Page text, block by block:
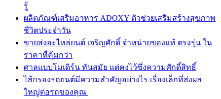
รู้
ผลิตภัณฑ์เสริมอาหาร ADOXY ตัวช่วยเสริมสร้างสุขภาพ
ชีวิตประจำวัน
ขายส่งอะไหล่ยนต์ เจริญศักดิ์ จำหน่ายของแท้ ตรงรุ่น ใน
ราคาที่คุ้มกว่า
ศาลแบบโมเดิร์น ทันสมัย แต่คงไว้ซึ่งความศักดิ์สิทธิ์
ไส้กรองรถยนต์มีความสำคัญอย่างไร เรื่องเล็กที่ส่งผล
ใหญ่ต่อรถของคุณ